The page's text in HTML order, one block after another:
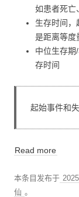
如患者死亡
生存时间，
是距离等度
中位生存期
存时间
起始事件和
Read more
本条目发布于
仙 。